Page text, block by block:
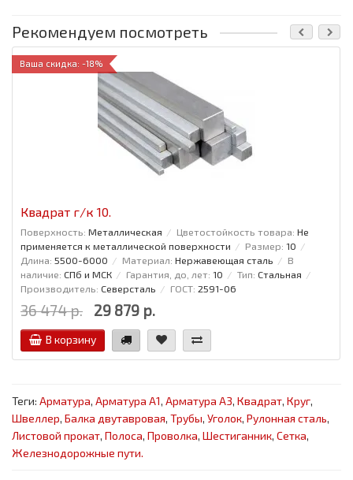
Рекомендуем посмотреть
Ваша скидка: -18%
Квадрат г/к 10.
Поверхность: Металлическая Цветостойкость товара: Не
применяется к металлической поверхности
Размер: 10
Длина: 5500-6000 Материал: Нержавеющая сталь
В
наличие: СПб и МСК Гарантия, до, лет: 10 Тип: Стальная
Производитель: Северсталь ГОСТ: 2591-06
36 474 р. 29 879 р.
В корзину
Теги: Арматура, Арматура А1, Арматура А3, Квадрат, Круг,
Швеллер, Балка двутавровая, Трубы, Уголок, Рулонная сталь,
Листовой прокат, Полоса, Проволка, Шестиганник, Сетка,
Железнодорожные пути.